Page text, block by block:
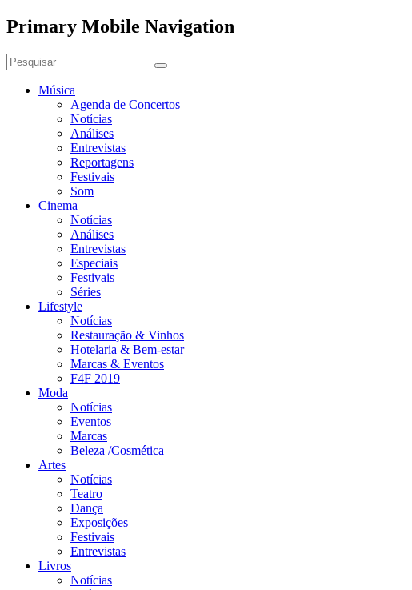
Primary Mobile Navigation
Música
Agenda de Concertos
Notícias
Análises
Entrevistas
Reportagens
Festivais
Som
Cinema
Notícias
Análises
Entrevistas
Especiais
Festivais
Séries
Lifestyle
Notícias
Restauração & Vinhos
Hotelaria & Bem-estar
Marcas & Eventos
F4F 2019
Moda
Notícias
Eventos
Marcas
Beleza /Cosmética
Artes
Notícias
Teatro
Dança
Exposições
Festivais
Entrevistas
Livros
Notícias